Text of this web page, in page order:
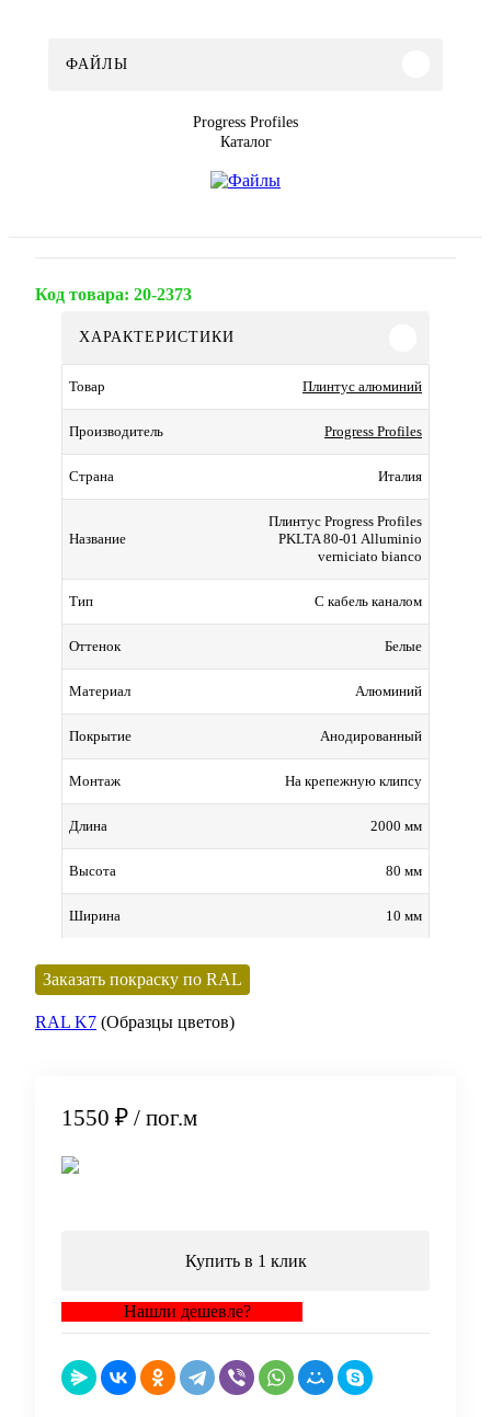
ФАЙЛЫ
Progress Profiles
Каталог
Код товара: 20-2373
ХАРАКТЕРИСТИКИ
Товар Плинтус алюминий
Производитель Progress Profiles
Страна Италия
Название
Плинтус Progress Profiles
PKLTA 80-01 Alluminio
verniciato bianco
Тип С кабель каналом
Оттенок Белые
Материал Алюминий
Покрытие Анодированный
Монтаж На крепежную клипсу
Длина 2000 мм
Высота 80 мм
Ширина 10 мм
Заказать покраску по RAL
RAL K7 (Образцы цветов)
1550 ₽ / пог.м
Купить в 1 клик
Нашли дешевле?